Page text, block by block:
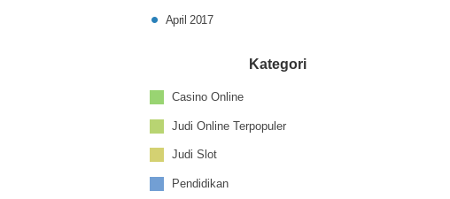
April 2017
Kategori
Casino Online
Judi Online Terpopuler
Judi Slot
Pendidikan